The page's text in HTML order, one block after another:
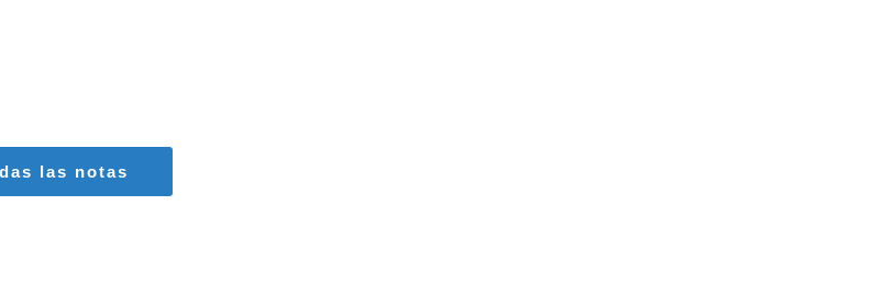
las notas